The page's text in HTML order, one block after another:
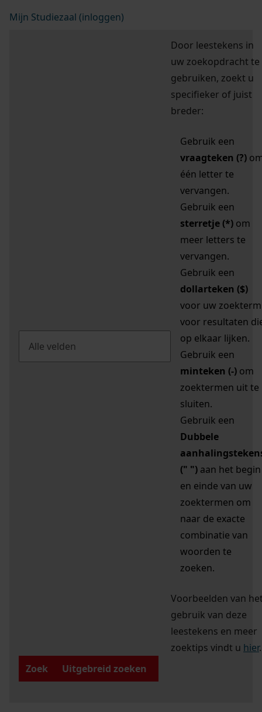
Mijn Studiezaal (inloggen)
Door leestekens in
uw zoekopdracht te
gebruiken, zoekt u
specifieker of juist
breder:
Gebruik een
vraagteken (?)
één letter te
vervangen.
Gebruik een
sterretje (*) om
meer letters te
vervangen.
Gebruik een
dollarteken ($)
voor uw zoekterm
voor resultaten
op elkaar lijken.
Gebruik een
minteken (-) om
zoektermen uit te
sluiten.
Gebruik een
Dubbele
(" ") aan het begin
en einde van uw
zoektermen om
naar de exacte
combinatie van
woorden te
zoeken.
Voorbeelden van
gebruik van deze
leestekens en meer
zoektips vindt u hier.
Zoek
Uitgebreid zoeken